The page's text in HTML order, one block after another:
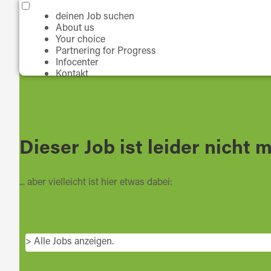
deinen Job suchen
About us
Your choice
Partnering for Progress
Infocenter
Kontakt
Dieser Job ist leider nicht
... aber vielleicht ist hier etwas dabei:
> Alle Jobs anzeigen.